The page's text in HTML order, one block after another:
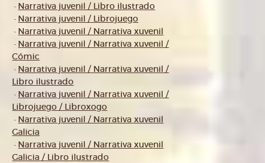
- Narrativa juvenil / Libro ilustrado
- Narrativa juvenil / Librojuego
- Narrativa juvenil / Narrativa xuvenil
- Narrativa juvenil / Narrativa xuvenil /
Cómic
- Narrativa juvenil / Narrativa xuvenil /
Libro ilustrado
- Narrativa juvenil / Narrativa xuvenil /
Librojuego / Libroxogo
- Narrativa juvenil / Narrativa xuvenil
Galicia
- Narrativa juvenil / Narrativa xuvenil
Galicia / Libro ilustrado